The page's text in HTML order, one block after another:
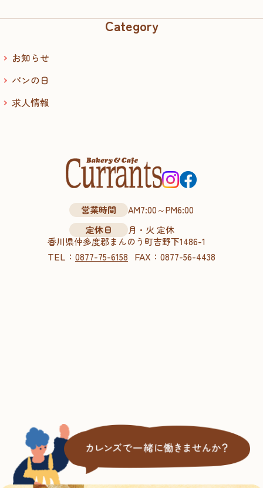
Category
お知らせ
パンの日
求人情報
営業時間
AM7:00～PM6:00
定休日
月・火 定休
香川県仲多度郡まんのう町吉野下1486-1
TEL： 0877-75-6158 FAX： 0877-56-4438